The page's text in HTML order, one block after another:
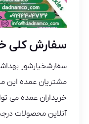
سفارش کلی
سفارشخیارشور
مشتریان عمده این
خریداران عمده می
آنلاین محصولات